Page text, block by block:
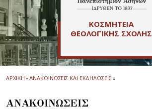
ΚΟΣΜΗΤΕΙΑ
ΘΕΟΛΟΓΙΚΗΣ ΣΧΟΛΗΣ
ΑΡΧΙΚΗ» ΑΝΑΚΟΙΝΩΣΕΙΣ ΚΑΙ ΕΚΔΗΛΩΣΕΙΣ»
ΑΝΑΚΟΙΝΩΣΕΙΣ